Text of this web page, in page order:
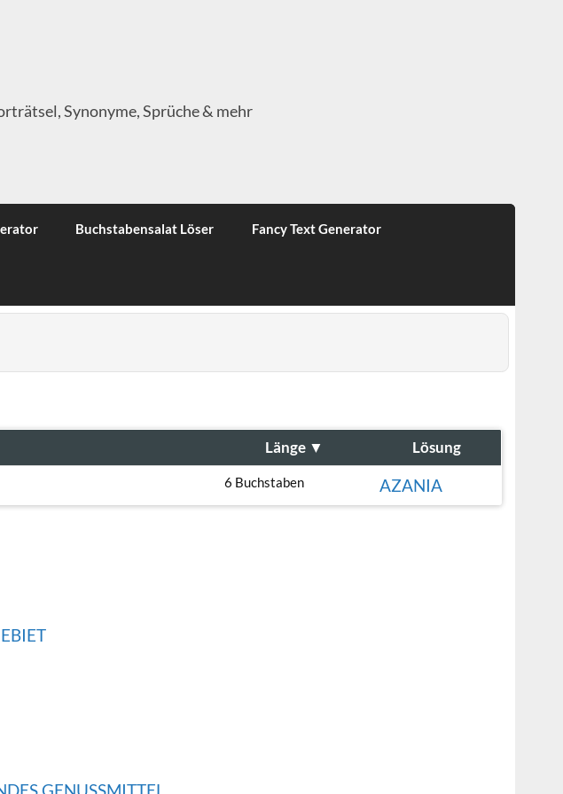
Synonyme, Sprüche & mehr
Buchstabensalat Löser Fancy Text Generator
Länge ▼ Lösung
6 Buchstaben AZANIA